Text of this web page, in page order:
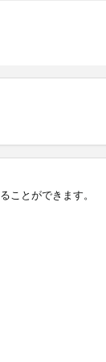
ことができます。